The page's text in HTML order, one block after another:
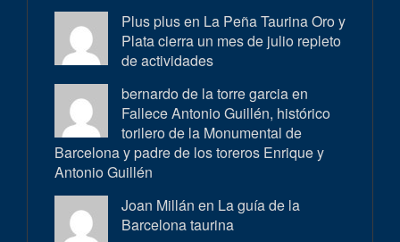
Plus plus en La Peña Taurina Oro y
Plata cierra un mes de julio repleto
de actividades
bernardo de la torre garcia en
Fallece Antonio Guillén, histórico
torilero de la Monumental de
Barcelona y padre de los toreros Enrique y
Antonio Guillén
Joan Millán en La guía de la
Barcelona taurina